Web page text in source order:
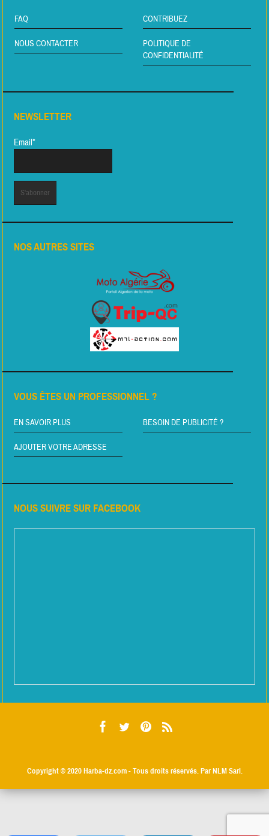
FAQ CONTRIBUEZ
NOUS CONTACTER
POLITIQUE DE
CONFIDENTIALITÉ
NEWSLETTER
Email*
NOS AUTRES SITES
VOUS ÊTES UN PROFESSIONNEL ?
EN SAVOIR PLUS BESOIN DE PUBLICITÉ ?
AJOUTER VOTRE ADRESSE
NOUS SUIVRE SUR FACEBOOK
Copyright © 2020Harba-dz.com- Tous droits réservés. Par NLM Sarl.